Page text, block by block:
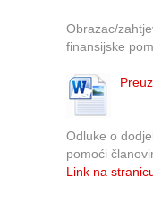
Obrazac/
finansijske
Odluke o
pomoći
Link na